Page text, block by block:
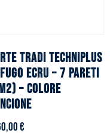
TRADI TECHNIPLUS
ecru – 7 pareti
– Colore
€